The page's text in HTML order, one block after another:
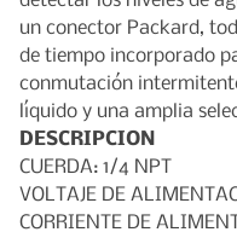
un conector Packard,
de tiempo incorporado
conmutación
líquido y una amplia
DESCRIPCION
CUERDA: 1/4 NPT
VOLTAJE DE
CORRIENTE DE